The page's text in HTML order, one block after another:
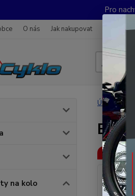
Pro
O nás Jak nakupovat
na kolo
Úvod
ESI
Akce